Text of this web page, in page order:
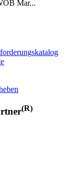
Mar...
(R)